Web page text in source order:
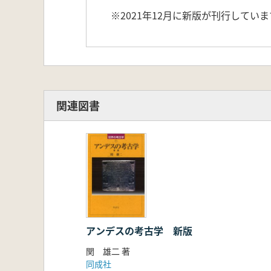
※2021年12月に新版が刊行してい
関連図書
アンデスの考古学 新版
関 雄二 著
同成社